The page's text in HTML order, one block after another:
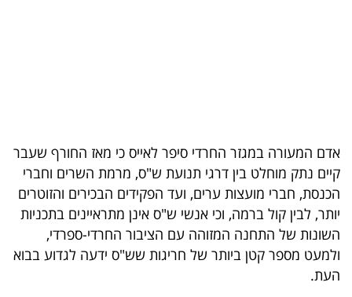
המילון
הכלכלי
פודקאסט
40
UNDER
אדם המעורה במגזר החרדי סיפר לאייס כי מאז החורף שעבר
קיים נתק מוחלט בין דרגי תנועת ש"ס, מרמת השרים וחברי
הכנסת, חברי מועצות ערים, ועד הפקידים הבכירים והזוטרים
יותר, לבין קול ברמה, וכי אנשי ש"ס אינן מתראיינים בתכניות
השונות של התחנה המזוהה עם הציבור החרדי-ספרדי,
ולמעט מספר קטן ביותר של חריגות שש"ס ידעה לגדוע בבוא
העת.